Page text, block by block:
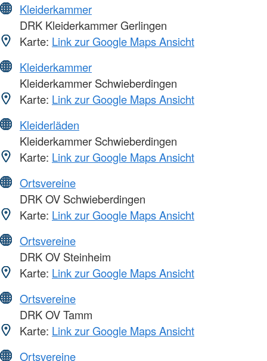
Kleiderkammer
DRK Kleiderkammer Gerlingen
Karte: Link zur Google Maps Ansicht
Kleiderkammer
Kleiderkammer Schwieberdingen
Karte: Link zur Google Maps Ansicht
Kleiderläden
Kleiderkammer Schwieberdingen
Karte: Link zur Google Maps Ansicht
Ortsvereine
DRK OV Schwieberdingen
Karte: Link zur Google Maps Ansicht
Ortsvereine
DRK OV Steinheim
Karte: Link zur Google Maps Ansicht
Ortsvereine
DRK OV Tamm
Karte: Link zur Google Maps Ansicht
Ortsvereine